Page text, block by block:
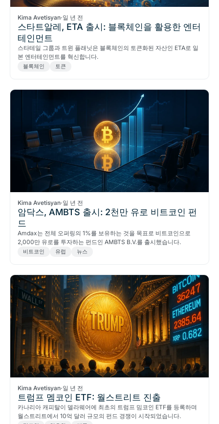
Kima Avetisyan·일 년 전
스타트알레, ETA 출시: 블록체인을 활용한 엔터
테인먼트
스타테일 그룹과 트윈 플래닛은 블록체인의 토큰화된 자산인 ETA로 일
본 엔터테인먼트를 혁신합니다.
블록체인 토큰
Kima Avetisyan·일 년 전
암닥스, AMBTS 출시: 2천만 유로 비트코인 펀
드
Amdax는 전체 오퍼링의 1%를 보유하는 것을 목표로 비트코인으로
2,000만 유로를 투자하는 펀드인 AMBTS B.V.를 출시했습니다.
비트코인 유럽 뉴스
Kima Avetisyan·일 년 전
트럼프 멤코인 ETF: 월스트리트 진출
카나리아 캐피탈이 델라웨어에 최초의 트럼프 밈코인 ETF를 등록하며
월스트리트에서 10억 달러 규모의 펀드 경쟁이 시작되었습니다.